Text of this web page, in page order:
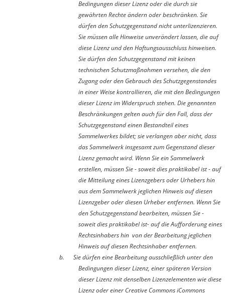
Bedingungen dieser Lizenz oder die durch sie
gewährten Rechte ändern oder beschränken. Sie
dürfen den Schutzgegenstand nicht unterlizenzieren.
Sie müssen alle Hinweise unverändert lassen, die auf
diese Lizenz und den Haftungsausschluss hinweisen.
Sie dürfen den Schutzgegenstand mit keinen
technischen Schutzmaßnahmen versehen, die den
Zugang oder den Gebrauch des Schutzgegenstandes
in einer Weise kontrollieren, die mit den Bedingungen
dieser Lizenz im Widerspruch stehen. Die genannten
Beschränkungen gelten auch für den Fall, dass der
Schutzgegenstand einen Bestandteil eines
Sammelwerkes bildet; sie verlangen aber nicht, dass
das Sammelwerk insgesamt zum Gegenstand dieser
Lizenz gemacht wird. Wenn Sie ein Sammelwerk
erstellen, müssen Sie - soweit dies praktikabel ist - auf
die Mitteilung eines Lizenzgebers oder Urhebers hin
aus dem Sammelwerk jeglichen Hinweis auf diesen
Lizenzgeber oder diesen Urheber entfernen. Wenn Sie
den Schutzgegenstand bearbeiten, müssen Sie -
soweit dies praktikabel ist- auf die Aufforderung eines
Rechtsinhabers hin von der Bearbeitung jeglichen
Hinweis auf diesen Rechtsinhaber entfernen.
b.
Sie dürfen eine Bearbeitung ausschließlich unter den
Bedingungen dieser Lizenz, einer späteren Version
dieser Lizenz mit denselben Lizenzelementen wie diese
Lizenz oder einer Creative Commons iCommons